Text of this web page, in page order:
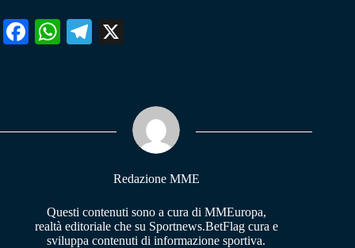
Fa W
pp
Te
m
Redazione MME
Questi contenuti sono a cura di MMEuropa,
realtà editoriale che su Sportnews.BetFlag cura e
sviluppa contenuti di informazione sportiva.